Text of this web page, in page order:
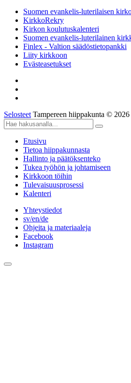
Suomen evankelis-luterilaisen
KirkkoRekry
Kirkon koulutuskalenteri
Suomen evankelis-luterilainen
Finlex - Valtion säädöstietopankki
Liity kirkkoon
Evästeasetukset
Selosteet Tampereen hiippakunta © 2026
Etusivu
Tietoa hiippakunnasta
Hallinto ja päätöksenteko
Tukea työhön ja johtamiseen
Kirkkoon töihin
Tulevaisuusprosessi
Kalenteri
Yhteystiedot
sv/en/de
Ohjeita ja materiaaleja
Facebook
Instagram